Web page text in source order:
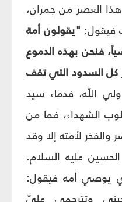
العصر من جمران،
فيقول: "يقولون أمة
فنحن بهذه الدموع
كل السدود التي تقف
اللَّه، فدماء سيد
الشهداء، فما من
والفخر لأمته إلا وقد
عليه السلام.
يوصي أمه فيقول: